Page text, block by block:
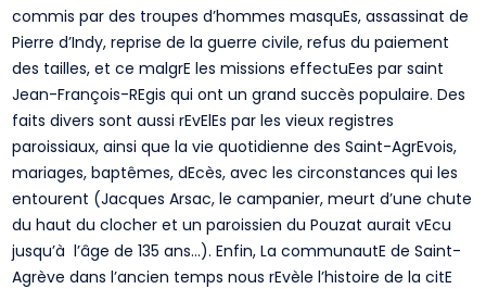
commis par des troupes d’hommes masquEs, assassinat de
Pierre d’Indy, reprise de la guerre civile, refus du paiement
des tailles, et ce malgrE les missions effectuEes par saint
Jean-François-REgis qui ont un grand succès populaire. Des
faits divers sont aussi rEvElEs par les vieux registres
paroissiaux, ainsi que la vie quotidienne des Saint-AgrEvois,
mariages, baptêmes, dEcès, avec les circonstances qui les
entourent (Jacques Arsac, le campanier, meurt d’une chute
du haut du clocher et un paroissien du Pouzat aurait vEcu
jusqu’à l’âge de 135 ans…). Enfin, La communautE de Saint-
Agrève dans l’ancien temps nous rEvèle l’histoire de la citE